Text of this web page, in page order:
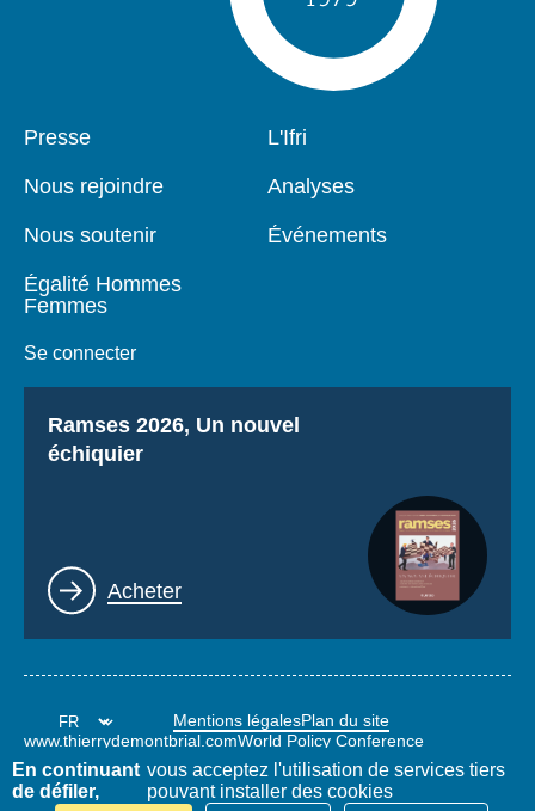
Pied
Presse
Nous rejoindre
Nous soutenir
Égalité Hommes
Femmes
Se connecter
Navigation
L'Ifri
Analyses
Événements
Titre
Ramses 2026, Un nouvel
échiquier
Lien
Acheter
Mentions légalesPlan du site
www.thierrydemontbrial.comWorld Policy Conference
Blog Politique étrangère
En continuant
de défiler,
vous acceptez l'utilisation de services tiers
pouvant installer des cookies